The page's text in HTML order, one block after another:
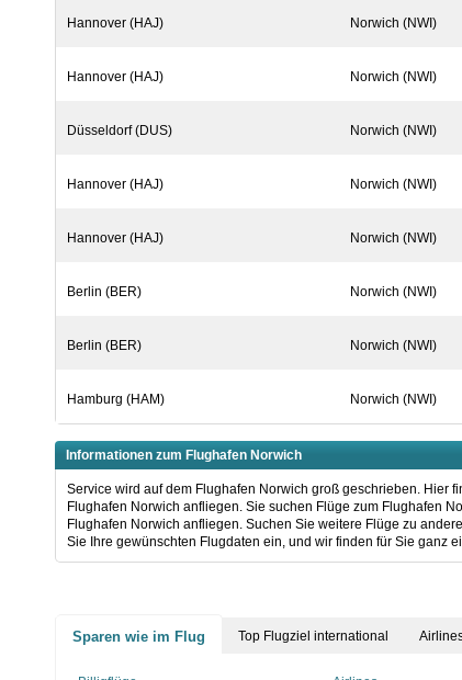
Hannover (HAJ) Norwich (NWI)
Hannover (HAJ) Norwich (NWI)
Düsseldorf (DUS) Norwich (NWI)
Hannover (HAJ) Norwich (NWI)
Hannover (HAJ) Norwich (NWI)
Berlin (BER) Norwich (NWI)
Berlin (BER) Norwich (NWI)
Hamburg (HAM) Norwich (NWI)
Informationen zum Flughafen Norwich
Service wird auf dem Flughafen Norwich groß geschrieben. Hier
Flughafen Norwich anfliegen. Sie suchen Flüge zum Flughafen
Flughafen Norwich anfliegen. Suchen Sie weitere Flüge zu
Sie Ihre gewünschten Flugdaten ein, und wir finden für Sie ganz
Sparen wie im Flug Top Flugziel international